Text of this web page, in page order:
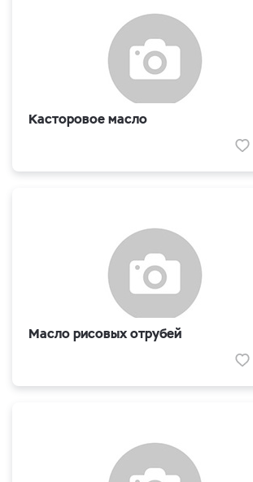
Касторовое масло
Масло рисовых отрубей